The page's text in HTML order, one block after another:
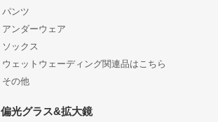
パンツ
アンダーウェア
ソックス
ウェットウェーディング関連品はこちら
その他
偏光グラス&拡大鏡